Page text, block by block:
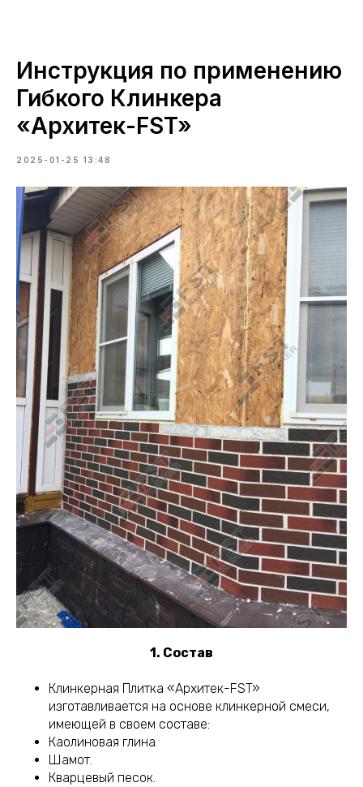
Инструкция по применению
Гибкого Клинкера
«Архитек-FST»
2025-01-25 13:48
1. Состав
Клинкерная Плитка «Архитек-FST»
изготавливается на основе клинкерной смеси,
имеющей в своем составе:
Каолиновая глина.
Шамот.
Кварцевый песок.